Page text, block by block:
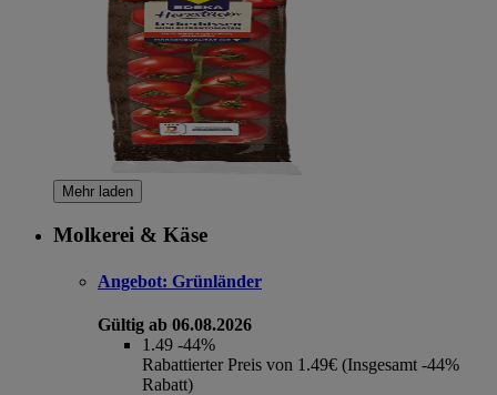
Mehr laden
Molkerei & Käse
Angebot: Grünländer
Gültig ab 06.08.2026
1.49 -44%
Rabattierter Preis von 1.49€ (Insgesamt -44%
Rabatt)